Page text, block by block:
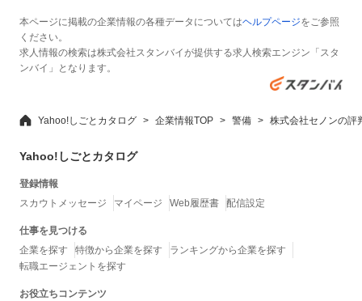
本ページに掲載の企業情報の各種データについてはヘルプページをご参照
ください。
求人情報の検索は株式会社スタンバイが提供する求人検索エンジン「スタ
ンバイ」となります。
Yahoo!しごとカタログ 企業情報TOP 警備 株式会社セノンの評
Yahoo!しごとカタログ
登録情報
スカウトメッセージ
マイページ Web履歴書 配信設定
仕事を見つける
企業を探す
特徴から企業を探す
ランキングから企業を探す
転職エージェントを探す
お役立ちコンテンツ